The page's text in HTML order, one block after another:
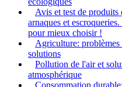
Avis et test de produits
arnaques et
pour mieux choisir !
Agriculture:
solutions
Pollution de l'air et
atmosphérique